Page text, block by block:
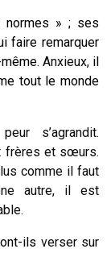
normes » ; ses
faire remarquer
Anxieux, il
tout le monde
s’agrandit.
frères et sœurs.
comme il faut
autre, il est
ils verser sur